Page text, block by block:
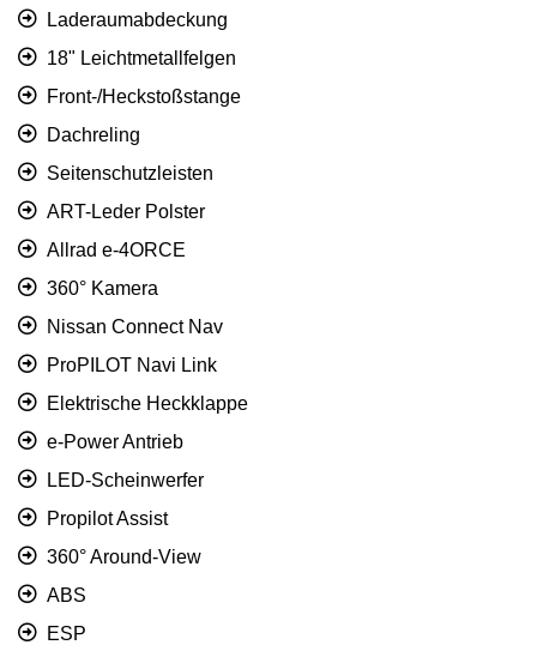
Laderaumabdeckung
18" Leichtmetallfelgen
Front-/Heckstoßstange
Dachreling
Seitenschutzleisten
ART-Leder Polster
Allrad e-4ORCE
360° Kamera
Nissan Connect Nav
ProPILOT Navi Link
Elektrische Heckklappe
e-Power Antrieb
LED-Scheinwerfer
Propilot Assist
360° Around-View
ABS
ESP